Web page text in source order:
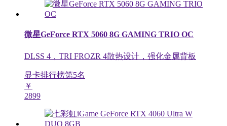
微星GeForce RTX 5060 8G GAMING TRIO OC
DLSS 4，TRI FROZR 4散热设计，强化金属背板
显卡排行榜第5名
￥
2899